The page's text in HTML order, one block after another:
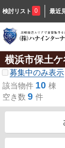
検討リスト 0 最近
横浜市保土
募集中のみ表示
該当物件 10 棟
空き数 9 件